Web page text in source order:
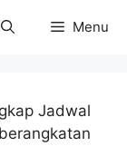
Menu
Jadwal